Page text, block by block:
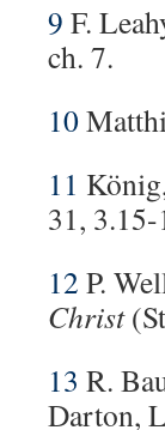
9 F.
ch. 7.
10
11
31,
12 P.
Christ
13 R.
Darton,